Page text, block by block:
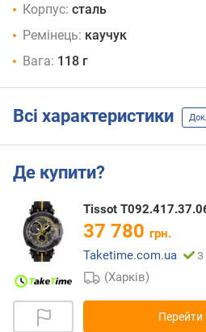
Корпус: сталь
Ремінець: каучук
Вага: 118 г
Всі характеристики
Де купити?
Tissot
37 780 грн.
Taketime.com.ua
З
(Харків)
Перейти